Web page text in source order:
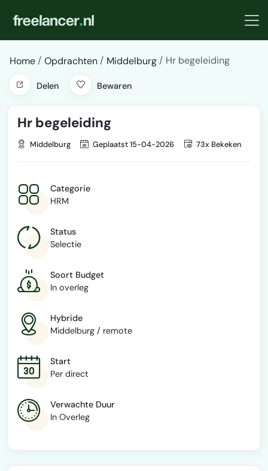
Home Opdrachten Middelburg Hr begeleiding
Delen Bewaren
Hr begeleiding
Middelburg Geplaatst 15-04-2026 73x Bekeken
Categorie
HRM
Status
Selectie
Soort Budget
In overleg
Hybride
Middelburg / remote
Start
Per direct
Verwachte Duur
In Overleg